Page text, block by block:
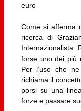
euro
Come si afferma
ricerca di
Internazionalista
forse uno dei più
Per l’uso che
richiama il
porsi su una
forze e passare